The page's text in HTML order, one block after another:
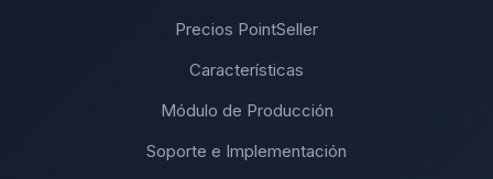
Precios PointSeller
Características
Módulo de Producción
Soporte e Implementación